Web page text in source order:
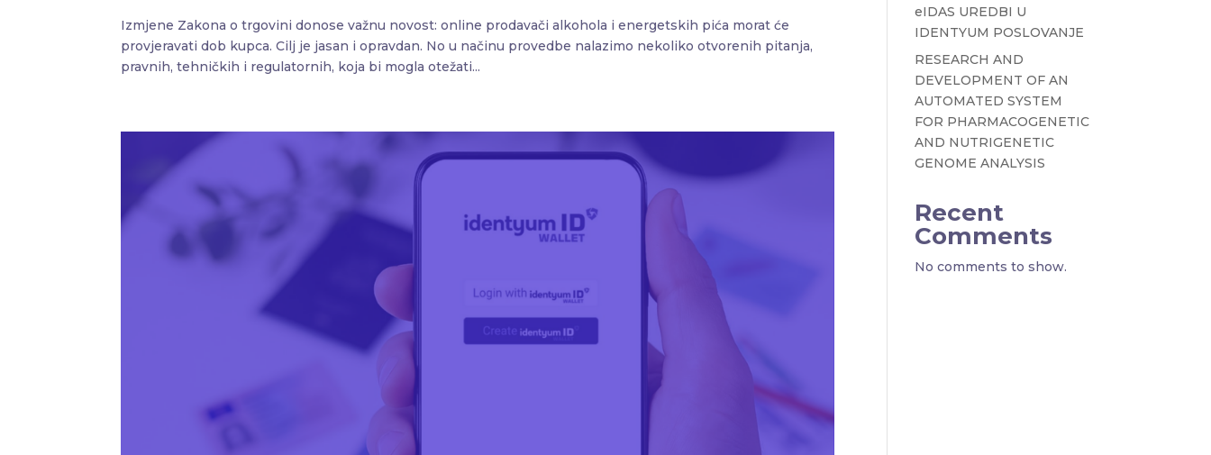
Izmjene Zakona o trgovini donose važnu novost: online prodavači alkohola i energetskih pića morat će
provjeravati dob kupca. Cilj je jasan i opravdan. No u načinu provedbe nalazimo nekoliko otvorenih pitanja,
pravnih, tehničkih i regulatornih, koja bi mogla otežati...
eIDAS UREDBI U
IDENTYUM POSLOVANJE
RESEARCH AND
DEVELOPMENT OF AN
AUTOMATED SYSTEM
FOR PHARMACOGENETIC
AND NUTRIGENETIC
GENOME ANALYSIS
Recent
Comments
No comments to show.